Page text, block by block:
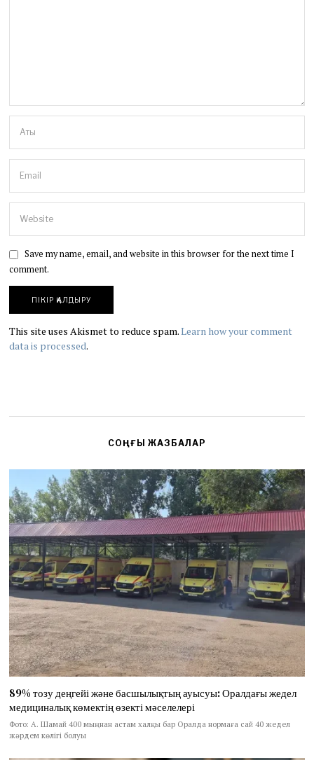
Save my name, email, and website in this browser for the next time I
comment.
This site uses Akismet to reduce spam.Learn how your comment
data is processed.
СОҢҒЫ ЖАЗБАЛАР
89% тозу деңгейі және басшылықтың ауысуы: Оралдағы жедел
медициналық көмектің өзекті мәселелері
Фото: А. Шамай 400 мыңнан астам халқы бар Оралда нормаға сай 40 жедел
жәрдем көлігі болуы